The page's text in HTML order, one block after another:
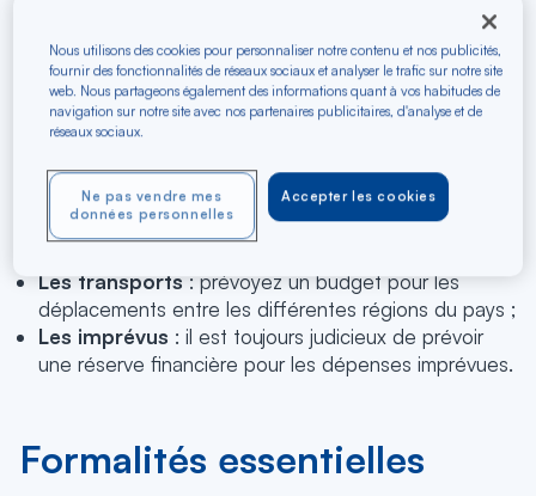
L’hébergement: les coûts varient en fonction de
vos préférences et de la localisation, mais il existe
des options pour tous les budgets ;
Lanourriture
vos repas ;
Les visites touristiques et activités: établissez
une liste de vos incontournables et renseignez-vous
Les transports : prévoyez un budget pour les
déplacements entre les différentes régions du pays ;
Les imprévus : il est toujours judicieux de prévoir
une réserve financière pour les dépenses imprévues.
Formalités essentielles
Nous utilisons des cookies pour personnaliser notre contenu et nos publicités,
fournir des fonctionnalités de réseaux sociaux et analyser le trafic sur notre site
web. Nous partageons également des informations quant à vos habitudes de
navigation sur notre site avec nos partenaires publicitaires, d'analyse et de
réseaux sociaux.
Accepter les cookies
Ne pas vendre mes
données personnelles